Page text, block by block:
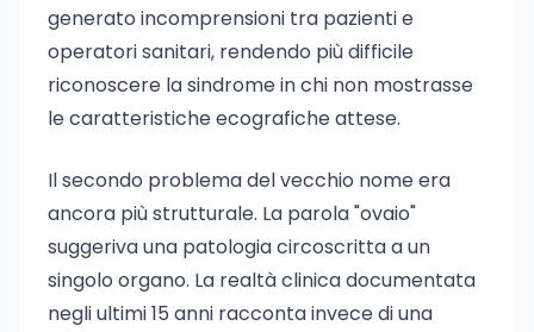
generato incomprensioni tra pazienti e
operatori sanitari, rendendo più difficile
riconoscere la sindrome in chi non mostrasse
le caratteristiche ecografiche attese.
Il secondo problema del vecchio nome era
ancora più strutturale. La parola "ovaio"
suggeriva una patologia circoscritta a un
singolo organo. La realtà clinica documentata
negli ultimi 15 anni racconta invece di una